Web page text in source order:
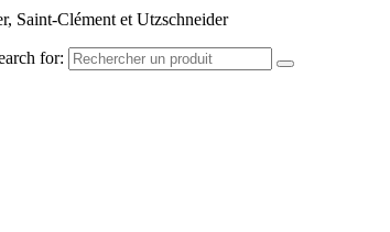
Saint-Clément et Utzschneider
for: